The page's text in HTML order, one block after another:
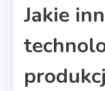
Jakie